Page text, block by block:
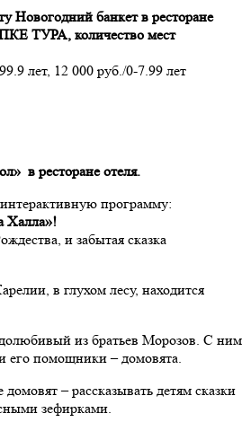
Новогодний банкет в ресторане
ТУРА, количество мест
лет, 12 000 руб./0-7.99 лет
в ресторане отеля.
программу:
Халла»!
и забытая сказка
в глухом лесу, находится
из братьев Морозов. С ним
его помощники – домовята.
– рассказывать детям сказки
зефирками.